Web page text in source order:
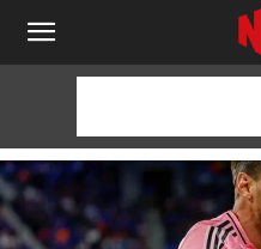
NOTICIAS
HORAS